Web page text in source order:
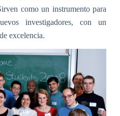
como un instrumento para
investigadores, con un
excelencia.